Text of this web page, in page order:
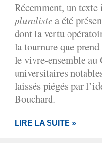
Récemment, un
pluraliste a été
dont la vertu
la tournure que
le vivre-ensemble au
universitaires
laissés piégés par
Bouchard.
LIRE LA SUITE »